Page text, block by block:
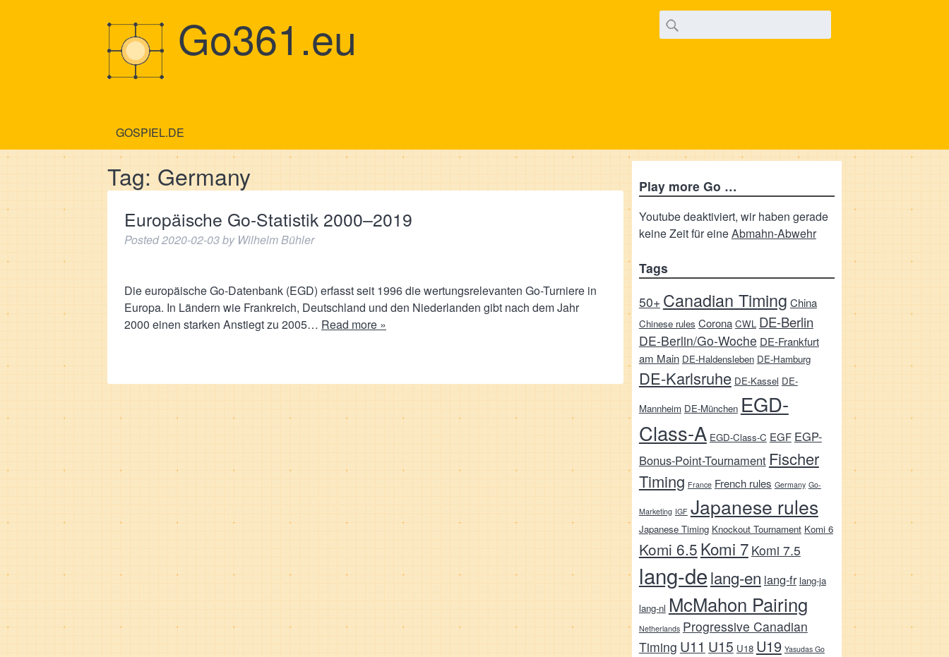
Go361.eu
GOSPIEL.DE
Tag:Germany
Europäische Go-Statistik 2000–2019
Posted2020-02-03by Wilhelm Bühler
Die europäische Go-Datenbank (EGD) erfasst seit 1996 die wertungsrelevanten Go-Turniere in
Europa. In Ländern wie Frankreich, Deutschland und den Niederlanden gibt nach dem Jahr
2000 einen starken Anstiegt zu 2005… Read more »
Play more Go …
Youtube deaktiviert, wir haben gerade
keine Zeit für eineAbmahn-Abwehr
Tags
50+ Canadian Timing China
Chinese rules Corona CWL DE-Berlin
DE-Berlin/Go-Woche DE-Frankfurt
am Main DE-Haldensleben DE-Hamburg
DE-Karlsruhe DE-Kassel DE-
Mannheim DE-München EGD-
Class-A EGD-Class-C EGF EGP-
Bonus-Point-Tournament Fischer
Timing France French rules Germany Go-
Marketing IGF Japanese rules
Japanese Timing Knockout Tournament Komi 6
Komi 6.5 Komi 7 Komi 7.5
lang-delang-en lang-fr lang-ja
lang-nl McMahon Pairing
Netherlands Progressive Canadian
Timing U11 U15 U18 U19 Yasudas Go